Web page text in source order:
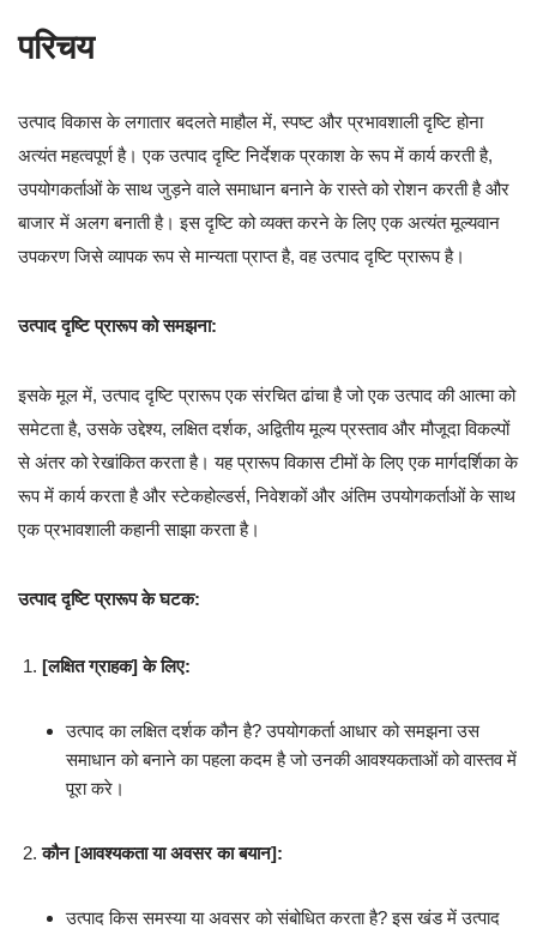
परिचय
उत्पाद विकास के लगातार बदलते माहौल में, स्पष्ट और प्रभावशाली दृष्टि होना
अत्यंत महत्वपूर्ण है। एक उत्पाद दृष्टि निर्देशक प्रकाश के रूप में कार्य करती है,
उपयोगकर्ताओं के साथ जुड़ने वाले समाधान बनाने के रास्ते को रोशन करती है और
बाजार में अलग बनाती है। इस दृष्टि को व्यक्त करने के लिए एक अत्यंत मूल्यवान
उपकरण जिसे व्यापक रूप से मान्यता प्राप्त है, वह उत्पाद दृष्टि प्रारूप है।
उत्पाद दृष्टि प्रारूप को समझना:
इसके मूल में, उत्पाद दृष्टि प्रारूप एक संरचित ढांचा है जो एक उत्पाद की आत्मा को
समेटता है, उसके उद्देश्य, लक्षित दर्शक, अद्वितीय मूल्य प्रस्ताव और मौजूदा विकल्पों
से अंतर को रेखांकित करता है। यह प्रारूप विकास टीमों के लिए एक मार्गदर्शिका के
रूप में कार्य करता है और स्टेकहोल्डर्स, निवेशकों और अंतिम उपयोगकर्ताओं के साथ
एक प्रभावशाली कहानी साझा करता है।
उत्पाद दृष्टि प्रारूप के घटक:
[लक्षित ग्राहक] के लिए:
उत्पाद का लक्षित दर्शक कौन है? उपयोगकर्ता आधार को समझना उस
समाधान को बनाने का पहला कदम है जो उनकी आवश्यकताओं को वास्तव में
पूरा करे।
कौन [आवश्यकता या अवसर का बयान]:
उत्पाद किस समस्या या अवसर को संबोधित करता है? इस खंड में उत्पाद